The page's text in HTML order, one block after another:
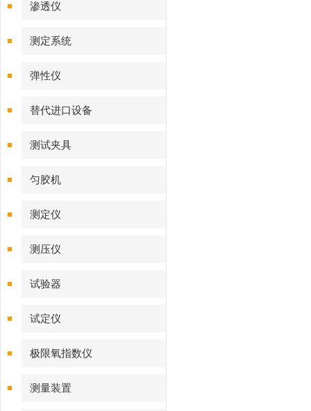
渗透仪
测定系统
弹性仪
替代进口设备
测试夹具
匀胶机
测定仪‌
测压仪
试验器
试定仪
极限氧指数仪
测量装置